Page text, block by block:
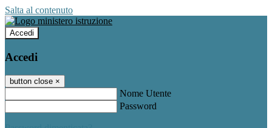
Salta al contenuto
Accedi
Accedi
button close ×
Nome Utente
Password